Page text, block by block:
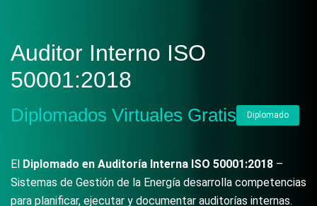
Auditor Interno ISO
50001:2018
Diplomados Virtuales Gratis Diplomado
El Diplomado en Auditoría Interna ISO 50001:2018 –
Sistemas de Gestión de la Energía desarrolla competencias
para planificar, ejecutar y documentar auditorías internas.